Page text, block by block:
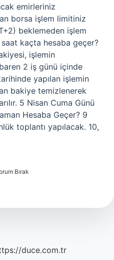
emirleriniz
borsa işlem limitiniz
beklemeden işlem
kaçta hesaba geçer?
işlemin
2 iş günü içinde
yapılan işlemin
bakiye temizlenerek
5 Nisan Cuma Günü
Hesaba Geçer? 9
toplantı yapılacak. 10,
Bırak
duce.com.tr